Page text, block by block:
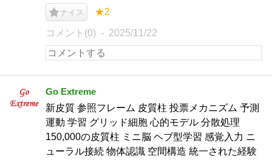
ナイス ★2
コメント(0) 2025/11/22
Go Extreme
新皮質 参照フレーム 皮質柱 投票メカニズム 予測
運動 学習 グリッド細胞 心的モデル 分散処理
150,000の皮質柱 ミニ脳 ヘブ型学習 感覚入力 ニ
ューラル接続 物体認識 空間構造 統一された経験